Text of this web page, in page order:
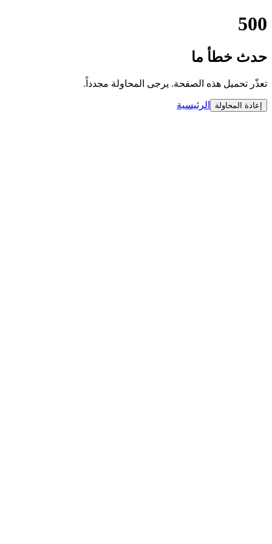
500
حدث خطأ ما
تعذّر تحميل هذه الصفحة. يرجى المحاولة مجدداً.
إعادة المحاولة الرئيسية